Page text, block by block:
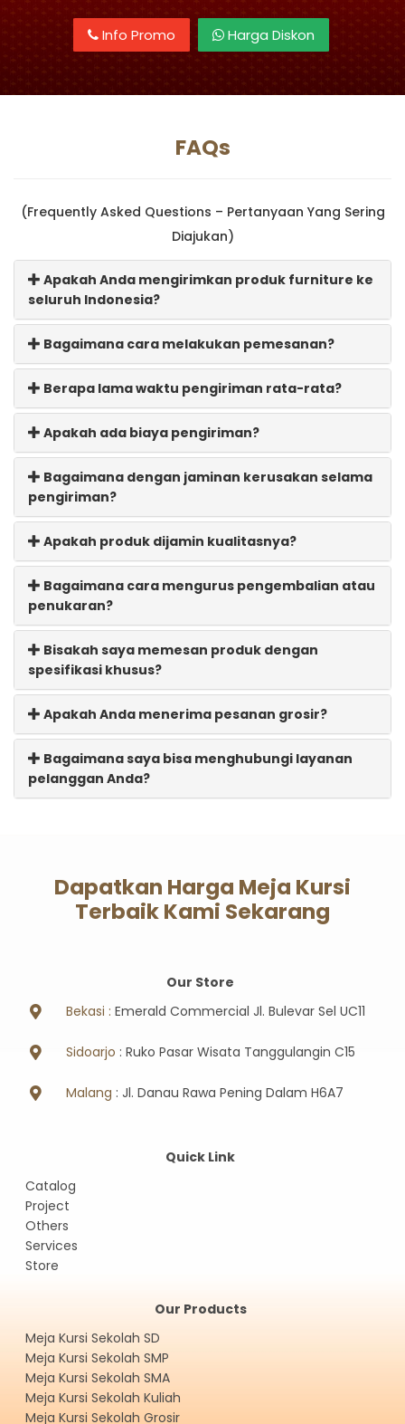
Info Promo Harga Diskon
FAQs
(Frequently Asked Questions – Pertanyaan Yang Sering
Diajukan)
Apakah Anda mengirimkan produk furniture ke
seluruh Indonesia?
Bagaimana cara melakukan pemesanan?
Berapa lama waktu pengiriman rata-rata?
Apakah ada biaya pengiriman?
Bagaimana dengan jaminan kerusakan selama
pengiriman?
Apakah produk dijamin kualitasnya?
Bagaimana cara mengurus pengembalian atau
penukaran?
Bisakah saya memesan produk dengan
spesifikasi khusus?
Apakah Anda menerima pesanan grosir?
Bagaimana saya bisa menghubungi layanan
pelanggan Anda?
Dapatkan Harga Meja Kursi
Terbaik Kami Sekarang
Our Store
Bekasi : Emerald Commercial Jl. Bulevar Sel UC11
Sidoarjo : Ruko Pasar Wisata Tanggulangin C15
Malang : Jl. Danau Rawa Pening Dalam H6A7
Quick Link
Catalog
Project
Others
Services
Store
Our Products
Meja Kursi Sekolah SD
Meja Kursi Sekolah SMP
Meja Kursi Sekolah SMA
Meja Kursi Sekolah Kuliah
Meja Kursi Sekolah Grosir